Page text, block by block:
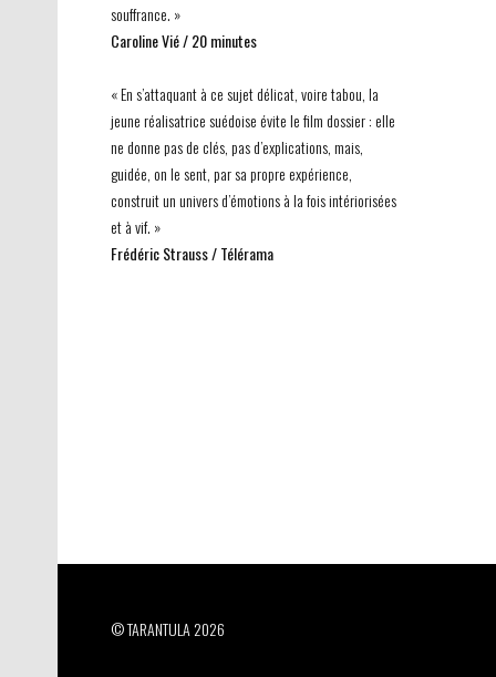
souffrance. »
Caroline Vié / 20 minutes
« En s’attaquant à ce sujet délicat, voire tabou, la
jeune réalisatrice suédoise évite le film dossier : elle
ne donne pas de clés, pas d’explications, mais,
guidée, on le sent, par sa propre expérience,
construit un univers d’émotions à la fois intériorisées
et à vif. »
Frédéric Strauss / Télérama
© TARANTULA 2026